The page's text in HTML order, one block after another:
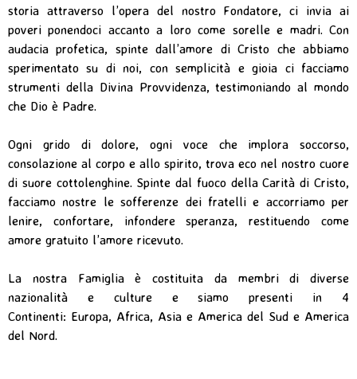
storia attraverso l’opera del nostro Fondatore, ci invia ai
poveri ponendoci accanto a loro come sorelle e madri. Con
audacia profetica, spinte dall’amore di Cristo che abbiamo
sperimentato su di noi, con semplicità e gioia ci facciamo
strumenti della Divina Provvidenza, testimoniando al mondo
che Dio è Padre.
Ogni grido di dolore, ogni voce che implora soccorso,
consolazione al corpo e allo spirito, trova eco nel nostro cuore
di suore cottolenghine. Spinte dal fuoco della Carità di Cristo,
facciamo nostre le sofferenze dei fratelli e accorriamo per
lenire, confortare, infondere speranza, restituendo come
amore gratuito l’amore ricevuto.
La nostra Famiglia è costituita da membri di diverse
nazionalità e culture e siamo presenti in 4
Continenti: Europa, Africa, Asia e America del Sud e America
del Nord.